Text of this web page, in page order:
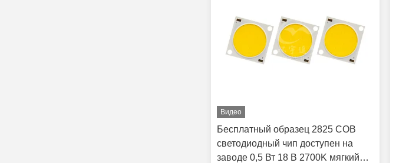
Видео
Бесплатный образец 2825 COB
светодиодный чип доступен на
заводе 0,5 Вт 18 В 2700K мягкий